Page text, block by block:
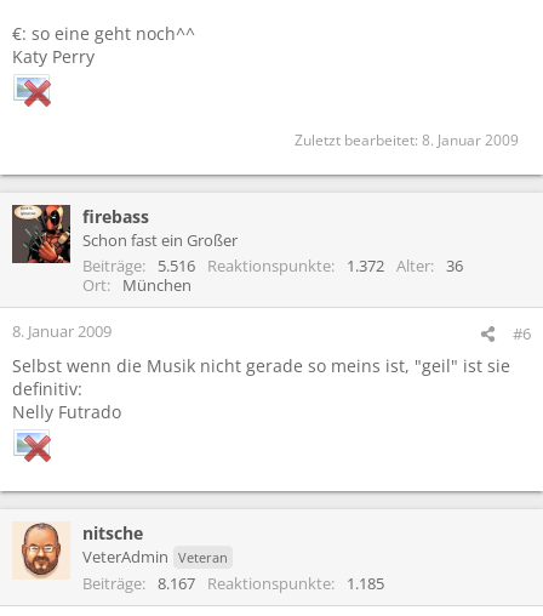
€: so eine geht noch^^
Katy Perry
Zuletzt bearbeitet: 8. Januar 2009
firebass
Schon fast ein Großer
Beiträge
5.516 Reaktionspunkte 1.372 Alter
36
Ort
München
8. Januar 2009 #6
Selbst wenn die Musik nicht gerade so meins ist, "geil" ist sie
definitiv:
Nelly Futrado
nitsche
VeterAdmin Veteran
Beiträge 8.167 Reaktionspunkte 1.185